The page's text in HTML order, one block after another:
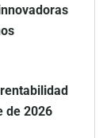
de 2026